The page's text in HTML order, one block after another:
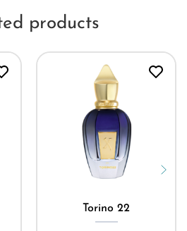
products
Torino 22